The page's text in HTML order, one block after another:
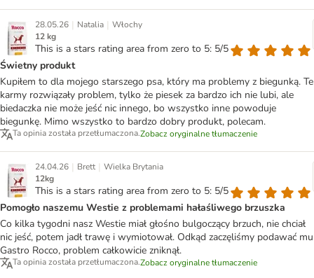
28.05.26 | Natalia | Włochy
12 kg
This is a stars rating area from zero to 5: 5/5
Świetny produkt
Kupiłem to dla mojego starszego psa, który ma problemy z biegunką. Te
karmy rozwiązały problem, tylko że piesek za bardzo ich nie lubi, ale
biedaczka nie może jeść nic innego, bo wszystko inne powoduje
biegunkę. Mimo wszystko to bardzo dobry produkt, polecam.
Ta opinia została przetłumaczona.Zobacz oryginalne tłumaczenie
24.04.26 | Brett | Wielka Brytania
12kg
This is a stars rating area from zero to 5: 5/5
Pomogło naszemu Westie z problemami hałaśliwego brzuszka
Co kilka tygodni nasz Westie miał głośno bulgoczący brzuch, nie chciał
nic jeść, potem jadł trawę i wymiotował. Odkąd zaczęliśmy podawać mu
Gastro Rocco, problem całkowicie zniknął.
Ta opinia została przetłumaczona.Zobacz oryginalne tłumaczenie